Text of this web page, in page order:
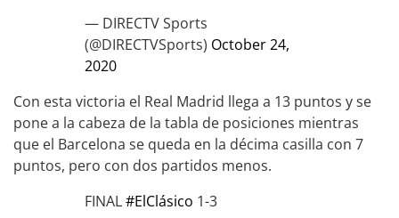
— DIRECTV Sports
(@DIRECTVSports) October 24,
2020
Con esta victoria el Real Madrid llega a 13 puntos y se
pone a la cabeza de la tabla de posiciones mientras
que el Barcelona se queda en la décima casilla con 7
puntos, pero con dos partidos menos.
FINAL#ElClásico 1-3